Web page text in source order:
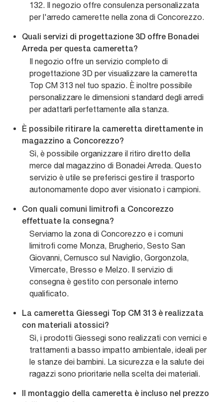
132. Il negozio offre consulenza personalizzata
per l'arredo camerette nella zona di Concorezzo.
Quali servizi di progettazione 3D offre Bonadei
Arreda per questa cameretta?
Il negozio offre un servizio completo di
progettazione 3D per visualizzare la cameretta
Top CM 313 nel tuo spazio. È inoltre possibile
personalizzare le dimensioni standard degli arredi
per adattarli perfettamente alla stanza.
È possibile ritirare la cameretta direttamente in
magazzino a Concorezzo?
Sì, è possibile organizzare il ritiro diretto della
merce dal magazzino di Bonadei Arreda. Questo
servizio è utile se preferisci gestire il trasporto
autonomamente dopo aver visionato i campioni.
Con quali comuni limitrofi a Concorezzo
effettuate la consegna?
Serviamo la zona di Concorezzo e i comuni
limitrofi come Monza, Brugherio, Sesto San
Giovanni, Cernusco sul Naviglio, Gorgonzola,
Vimercate, Bresso e Melzo. Il servizio di
consegna è gestito con personale interno
qualificato.
La cameretta Giessegi Top CM 313 è realizzata
con materiali atossici?
Sì, i prodotti Giessegi sono realizzati con vernici e
trattamenti a basso impatto ambientale, ideali per
le stanze dei bambini. La sicurezza e la salute dei
ragazzi sono prioritarie nella scelta dei materiali.
Il montaggio della cameretta è incluso nel prezzo